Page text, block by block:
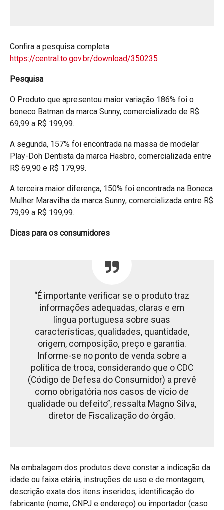
Confira a pesquisa completa:
https://central.to.gov.br/download/350235
Pesquisa
O Produto que apresentou maior variação 186% foi o
boneco Batman da marca Sunny, comercializado de R$
69,99 a R$ 199,99.
A segunda, 157% foi encontrada na massa de modelar
Play-Doh Dentista da marca Hasbro, comercializada entre
R$ 69,90 e R$ 179,99.
A terceira maior diferença, 150% foi encontrada na Boneca
Mulher Maravilha da marca Sunny, comercializada entre R$
79,99 a R$ 199,99.
Dicas para os consumidores
“É importante verificar se o produto traz
informações adequadas, claras e em
língua portuguesa sobre suas
características, qualidades, quantidade,
origem, composição, preço e garantia.
Informe-se no ponto de venda sobre a
política de troca, considerando que o CDC
(Código de Defesa do Consumidor) a prevê
como obrigatória nos casos de vício de
qualidade ou defeito”, ressalta Magno Silva,
diretor de Fiscalização do órgão.
Na embalagem dos produtos deve constar a indicação da
idade ou faixa etária, instruções de uso e de montagem,
descrição exata dos itens inseridos, identificação do
fabricante (nome, CNPJ e endereço) ou importador (caso